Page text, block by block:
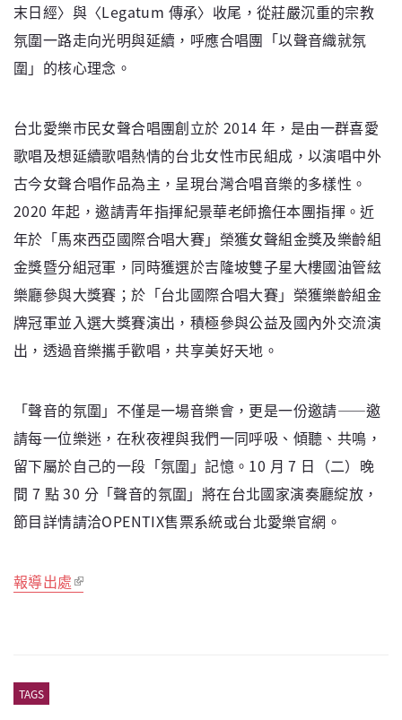
末日經〉與〈Legatum 傳承〉收尾，從莊嚴沉重的宗教
氛圍一路走向光明與延續，呼應合唱團「以聲音織就氛
圍」的核心理念。
台北愛樂市民女聲合唱團創立於 2014 年，是由一群喜愛
歌唱及想延續歌唱熱情的台北女性市民組成，以演唱中外
古今女聲合唱作品為主，呈現台灣合唱音樂的多樣性。
2020 年起，邀請青年指揮紀景華老師擔任本團指揮。近
年於「馬來西亞國際合唱大賽」榮獲女聲組金獎及樂齡組
金獎暨分組冠軍，同時獲選於吉隆坡雙子星大樓國油管絃
樂廳參與大獎賽；於「台北國際合唱大賽」榮獲樂齡組金
牌冠軍並入選大獎賽演出，積極參與公益及國內外交流演
出，透過音樂攜手歡唱，共享美好天地。
「聲音的氛圍」不僅是一場音樂會，更是一份邀請——邀
請每一位樂迷，在秋夜裡與我們一同呼吸、傾聽、共鳴，
留下屬於自己的一段「氛圍」記憶。10 月 7 日（二）晚
間 7 點 30 分「聲音的氛圍」將在台北國家演奏廳綻放，
節目詳情請洽OPENTIX售票系統或台北愛樂官網。
報導出處
TAGS